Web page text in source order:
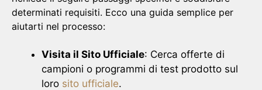
determinati requisiti. Ecco una guida semplice per
aiutarti nel processo:
Visita il Sito Ufficiale: Cerca offerte di
campioni o programmi di test prodotto sul
loro sito ufficiale.